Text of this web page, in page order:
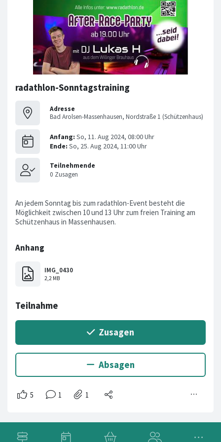
radathlon-Sonntagstraining
Adresse
Bad Arolsen-Massenhausen, Nordstraße 1 (Schützenhaus)
An jedem Sonntag bis zum radathlon-Event besteht die
Möglichkeit zwischen 10 und 13 Uhr zum freien Training am
Schützenhaus in Massenhausen.